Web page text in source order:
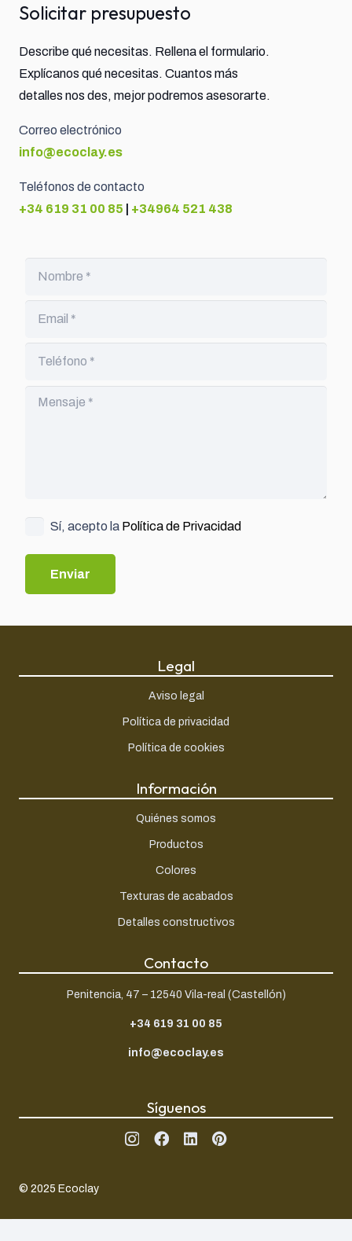
Solicitar presupuesto
Describe qué necesitas. Rellena el formulario.
Explícanos qué necesitas. Cuantos más
detalles nos des, mejor podremos asesorarte.
Correo electrónico
info@ecoclay.es
Teléfonos de contacto
+34 619 31 00 85
+34964 521 438
Sí, acepto la Política de Privacidad
Legal
Aviso legal
Política de privacidad
Política de cookies
Información
Quiénes somos
Productos
Colores
Texturas de acabados
Detalles constructivos
Contacto
Penitencia, 47 – 12540 Vila-real (Castellón)
+34 619 31 00 85
info@ecoclay.es
Síguenos
© 2025 Ecoclay